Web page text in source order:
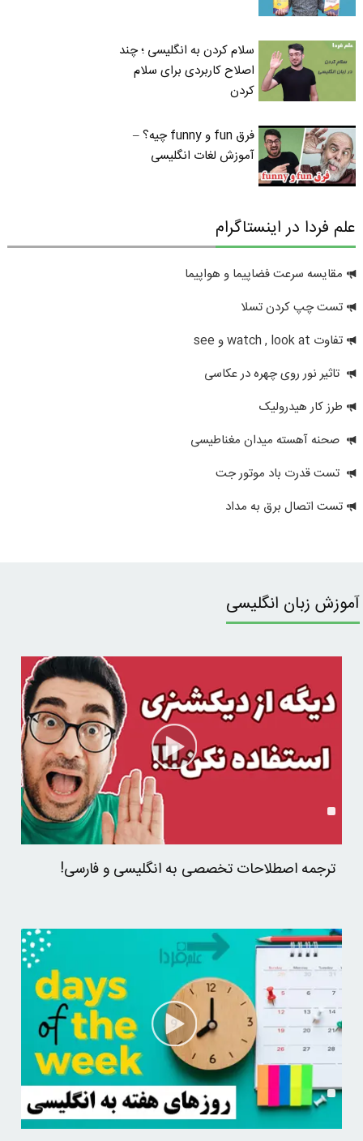
سلام کردن به انگلیسی ؛ چند
اصلاح کاربردی برای سلام
کردن
فرق fun و funny چیه؟ –
آموزش لغات انگلیسی
علم فردا در اینستاگرام
مقایسه سرعت فضاپیما و هواپیما
تست چپ کردن تسلا
تفاوت watch , look at و see
تاثیر نور روی چهره در عکاسی
طرز کار هیدرولیک
صحنه آهسته میدان مغناطیسی
تست قدرت باد موتور جت
تست اتصال برق به مداد
آموزش زبان انگلیسی
ترجمه اصطلاحات تخصصی به انگلیسی و فارسی!